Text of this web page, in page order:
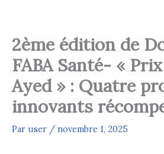
contenu
2ème édition de
FABA Santé- «
Ayed » : Quatre
innovants
Par user / novembre 1, 2025